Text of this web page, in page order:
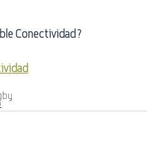
Conectividad?